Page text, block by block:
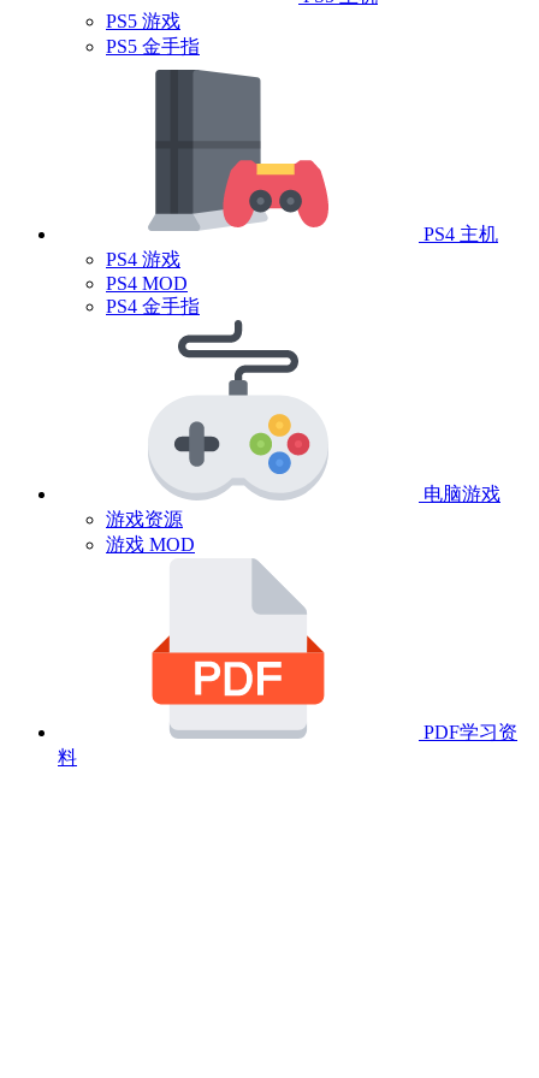
PS5 游戏
PS5 金手指
PS4 主机
PS4 游戏
PS4 MOD
PS4 金手指
电脑游戏
游戏资源
游戏 MOD
PDF学习资
料